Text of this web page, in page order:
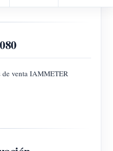
de venta IAMMETER